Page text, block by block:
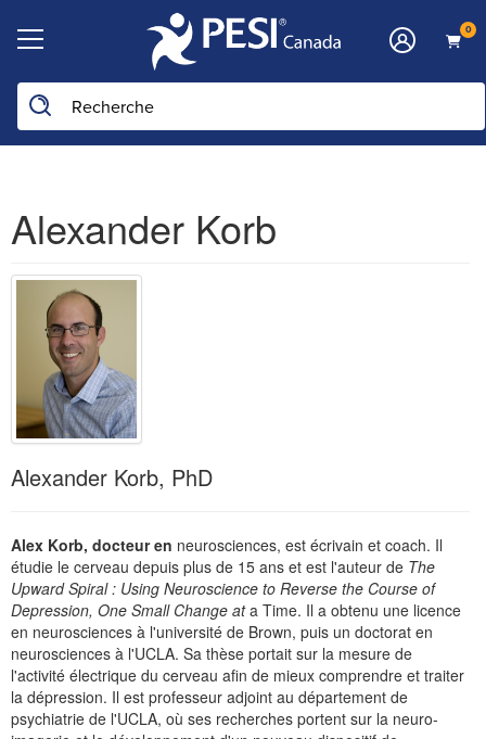
0
Alexander Korb
Alexander Korb, PhD
Alex Korb, docteur en neurosciences, est écrivain et coach. Il
étudie le cerveau depuis plus de 15 ans et est l'auteur de The
Upward Spiral : Using Neuroscience to Reverse the Course of
Depression, One Small Change ata Time. Il a obtenu une licence
en neurosciences à l'université de Brown, puis un doctorat en
neurosciences à l'UCLA. Sa thèse portait sur la mesure de
l'activité électrique du cerveau afin de mieux comprendre et traiter
la dépression. Il est professeur adjoint au département de
psychiatrie de l'UCLA, où ses recherches portent sur la neuro-